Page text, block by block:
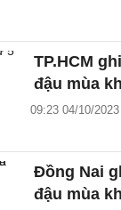
TP.HCM
đậu mùa
09:23 04/10/2023
Đồng Nai
đậu mùa